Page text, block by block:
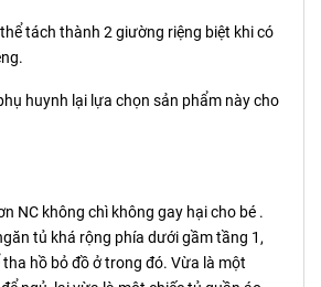
tách thành 2 giường riệng biệt khi có
huynh lại lựa chọn sản phẩm này cho
NC không chì không gay hại cho bé .
tủ khá rộng phía dưới gầm tầng 1,
tha hồ bỏ đồ ở trong đó. Vừa là một